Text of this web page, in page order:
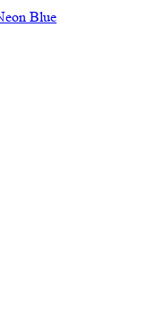
Blue